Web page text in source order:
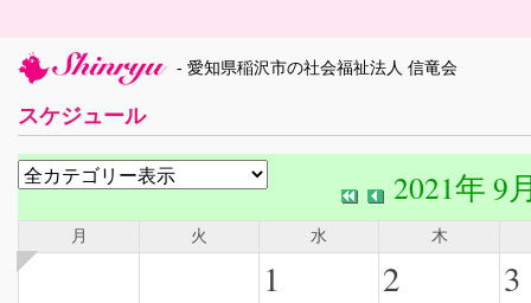
- 愛知県稲沢市の社会福祉法人 信竜会
スケジュール
2021年 9
月 火 水 木
1 2 3